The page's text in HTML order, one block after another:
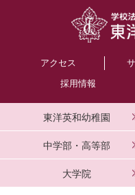
アクセス
採用情報
東洋英和幼稚園
中学部・高等部
大学院